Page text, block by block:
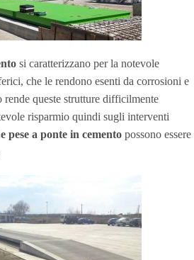
si caratterizzano per la notevole
che le rendono esenti da corrosioni e
rende queste strutture difficilmente
risparmio quindi sugli interventi
e pese a ponte in cemento possono essere